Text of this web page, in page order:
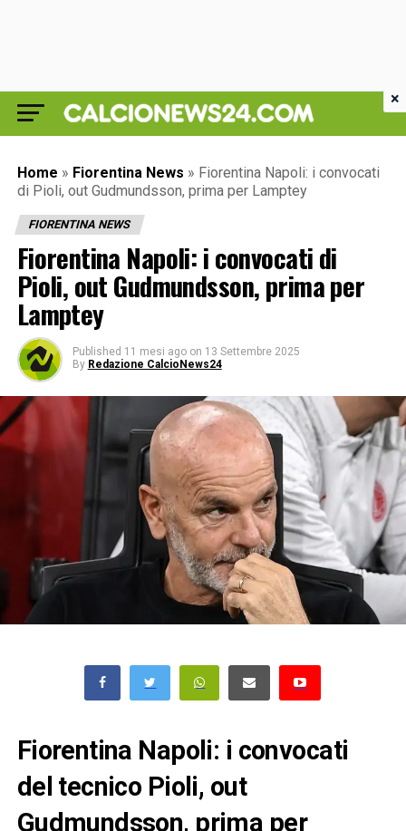
Home » Fiorentina News » Fiorentina Napoli: i convocati
di Pioli, out Gudmundsson, prima per Lamptey
FIORENTINA NEWS
Fiorentina Napoli: i convocati di
Pioli, out Gudmundsson, prima per
Lamptey
Published 11 mesi ago on 13 Settembre 2025
By Redazione CalcioNews24
Fiorentina Napoli: i convocati
del tecnico Pioli, out
Gudmundsson, prima per
×